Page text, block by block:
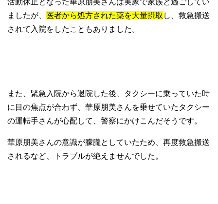
ましたが、
医者から処方された薬を大量摂取 し、救急搬送
されて入院をしたこともありました。
また、緊急入院から退院した後、タクシーに乗っていた時
に目の焦点が合わず、華原朋美さんを乗せていたタクシー
の運転手さんが心配して、警察にかけこんだそうです。
華原朋美さんの意識が朦朧としていたため、再度救急搬送
されるなど、トラブルが絶えませんでした。